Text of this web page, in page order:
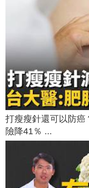
打瘦瘦針還可以防
險降41％ ...